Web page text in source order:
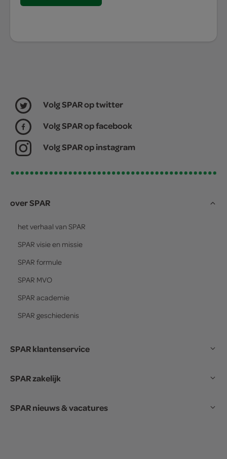
Volg SPAR op twitter
Volg SPAR op facebook
Volg SPAR op instagram
over SPAR
het verhaal van SPAR
SPAR visie en missie
SPAR formule
SPAR MVO
SPAR academie
SPAR geschiedenis
SPAR klantenservice
SPAR zakelijk
SPAR nieuws & vacatures